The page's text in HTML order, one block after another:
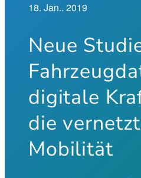
18. Jan.. 2019
Neue
digitale
die
Mobilität